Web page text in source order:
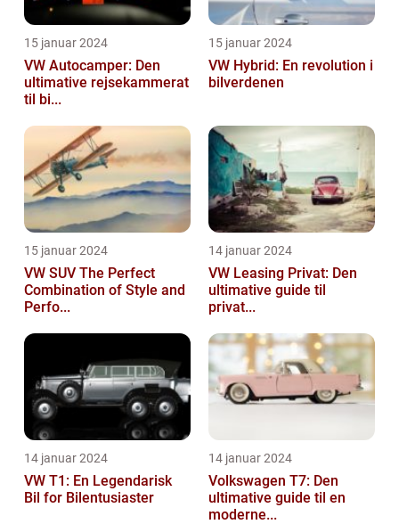
15 januar 2024
VW Autocamper: Den
ultimative rejsekammerat
til bi...
15 januar 2024
VW Hybrid: En revolution i
bilverdenen
15 januar 2024
VW SUV The Perfect
Combination of Style and
Perfo...
14 januar 2024
VW Leasing Privat: Den
ultimative guide til
privat...
14 januar 2024
VW T1: En Legendarisk
Bil for Bilentusiaster
14 januar 2024
Volkswagen T7: Den
ultimative guide til en
moderne...